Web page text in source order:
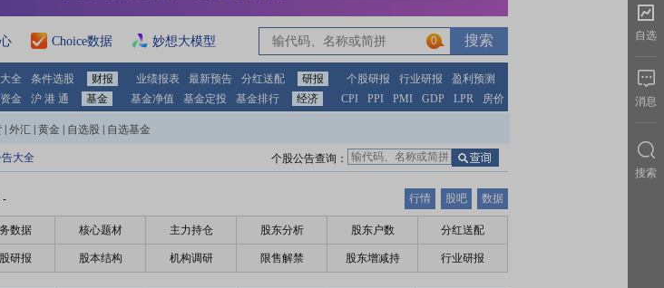
Choice数据 妙想大模型 0
全 条件选股 财报 业绩报表 最新预告 分红送配 研报 个股研报 行业研报
盈利预测
金 沪 港 通 基金 基金净值 基金定投 基金排行 经济 CPI PPI PMI GDP LPR 房价
外汇 黄金 自选股 自选基金
大全 个股公告查询：
- 行情 股吧 数据
数据 核心题材 主力持仓 股东分析 股东户数 分红送配
研报 股本结构 机构调研 限售解禁 股东增减持 行业研报
自选
消息
搜索